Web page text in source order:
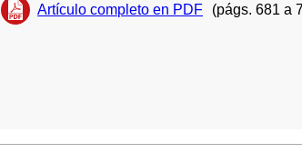
Artículo completo en PDF (págs. 681 a